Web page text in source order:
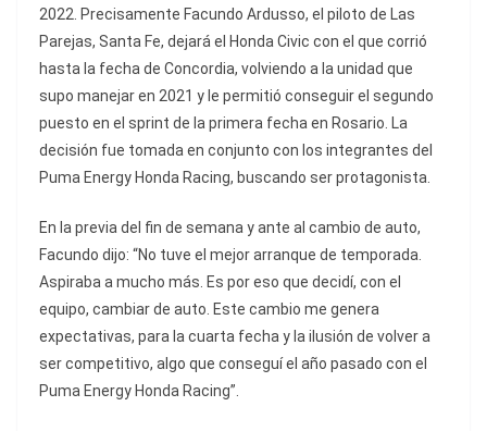
2022. Precisamente Facundo Ardusso, el piloto de Las
Parejas, Santa Fe, dejará el Honda Civic con el que corrió
hasta la fecha de Concordia, volviendo a la unidad que
supo manejar en 2021 y le permitió conseguir el segundo
puesto en el sprint de la primera fecha en Rosario. La
decisión fue tomada en conjunto con los integrantes del
Puma Energy Honda Racing, buscando ser protagonista.
En la previa del fin de semana y ante al cambio de auto,
Facundo dijo: “No tuve el mejor arranque de temporada.
Aspiraba a mucho más. Es por eso que decidí, con el
equipo, cambiar de auto. Este cambio me genera
expectativas, para la cuarta fecha y la ilusión de volver a
ser competitivo, algo que conseguí el año pasado con el
Puma Energy Honda Racing”.